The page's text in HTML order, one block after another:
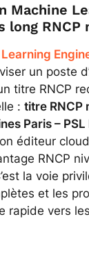
Machine
long RNCP
un poste
titre RNCP
: titre RNCP
Paris –
éditeur
RNCP
la voie
et les
rapide vers